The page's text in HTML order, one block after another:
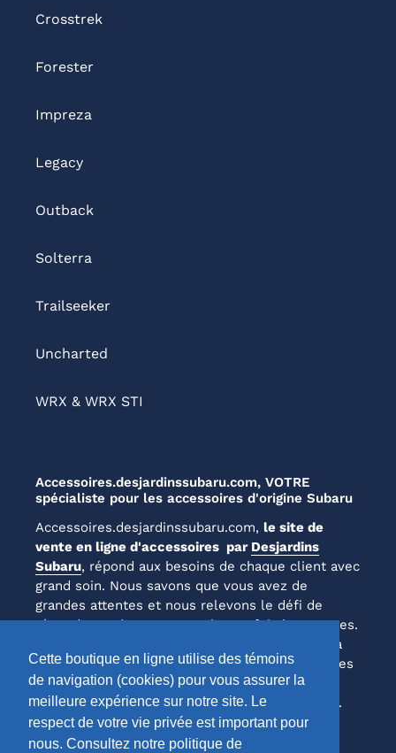
Cette boutique en ligne utilise des témoins
de navigation (cookies) pour vous assurer la
meilleure expérience sur notre site. Le
respect de votre vie privée est important pour
nous. Consultez notre politique de
Crosstrek
Forester
Impreza
Legacy
Outback
Solterra
Trailseeker
Uncharted
WRX & WRX STI
Accessoires.desjardinssubaru.com, VOTRE
spécialiste pour les accessoires d'origine Subaru
Accessoires.desjardinssubaru.com, le site de
vente en ligne d'accessoires par Desjardins
Subaru, répond aux besoins de chaque client avec
grand soin. Nous savons que vous avez de
grandes attentes et nous relevons le défi de
répondre et de surpasser chaque fois les normes.
Laissez-nous vous prouver notre engagement à
atteindre l'excellence ! Nos conseillers en pièces
et accessoires ont hâte de partager leurs
connaissances et leur enthousiasme avec vous.
Obtenir plus d'informations